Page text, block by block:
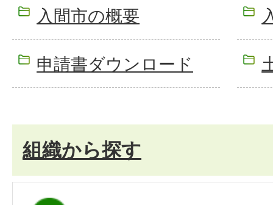
入間市の概要
申請書ダウンロード
組織から探す